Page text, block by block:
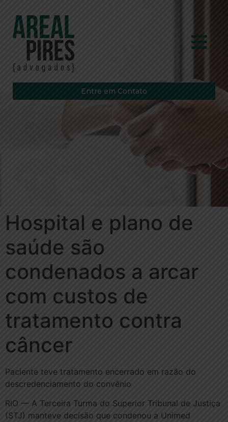
Entre em Contato
Hospital e plano de
saúde são
condenados a arcar
com custos de
tratamento contra
câncer
Paciente teve tratamento encerrado em razão do
descredenciamento do convênio
RIO — A Terceira Turma do Superior Tribunal de Justiça
(STJ) manteve decisão que condenou a Unimed